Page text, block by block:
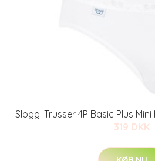
Sloggi Trusser 4P Basic Plus
319 DKK